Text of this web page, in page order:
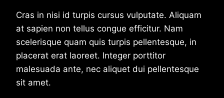
Cras in nisi id turpis cursus vulputate. Aliquam
at sapien non tellus congue efficitur. Nam
scelerisque quam quis turpis pellentesque, in
placerat erat laoreet. Integer porttitor
malesuada ante, nec aliquet dui pellentesque
sit amet.